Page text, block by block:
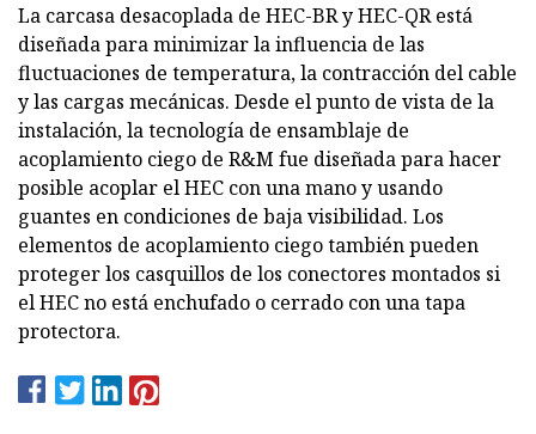
La carcasa desacoplada de HEC-BR y HEC-QR está
diseñada para minimizar la influencia de las
fluctuaciones de temperatura, la contracción del cable
y las cargas mecánicas. Desde el punto de vista de la
instalación, la tecnología de ensamblaje de
acoplamiento ciego de R&M fue diseñada para hacer
posible acoplar el HEC con una mano y usando
guantes en condiciones de baja visibilidad. Los
elementos de acoplamiento ciego también pueden
proteger los casquillos de los conectores montados si
el HEC no está enchufado o cerrado con una tapa
protectora.